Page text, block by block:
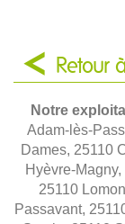
Retour
Notre
Adam-lès-
Dames, 25110
Hyèvre-
25110
Passavant,